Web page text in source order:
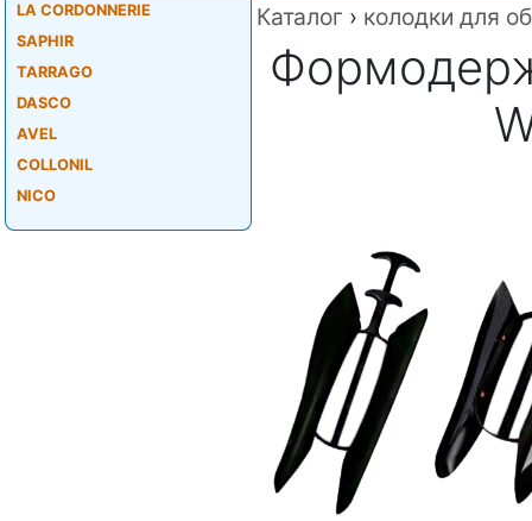
LA CORDONNERIE
SAPHIR
TARRAGO
DASCO
AVEL
COLLONIL
NICO
Каталог › колодки для